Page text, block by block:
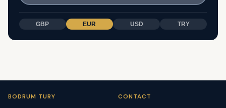
GBP EUR USD TRY
BODRUM TURY CONTACT